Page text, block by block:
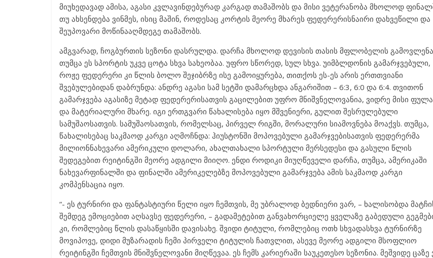
მიუხედავად ამისა, აგასი კვლავინდებურად კარგად თამაშობს და მისი ვეტერანობა მხოლოდ
თუ ახსენდება ვინმეს, ისიც მაშინ, როდესაც კორტის მეორე მხარეს ფედერერისნაირი დახვეწილი და
შეუპოვარი მოწინააღმდეგე თამაშობს.
ამგვარად, ჩოგბურთის სეზონი დასრულდა. დარჩა მხოლოდ დევისის თასის მფლობელის
თუმცა ეს სპორტის უკვე ცოტა სხვა სახეობაა. უფრო სწორედ, სულ სხვა. უიმბლდონის გამარჯვებული,
როჟე ფედერერი კი წლის ბოლო შეჯიბრზე ისე გამოიყურება, თითქოს ეს-ეს არის ერთთვიანი
შვებულებიდან დაბრუნდა: ანდრე აგასი სამ სეტში დამარცხდა ანგარიშით – 6:3, 6:0 და 6:4. თვითონ
გამარჯვება აგასიზე მეტად ფედერერისათვის გაცილებით უფრო მნიშვნელოვანია, ვიდრე მისი
და მატერიალური მხარე. იგი ერთგვარი წახალისება იყო მშვენიერი, გულით შესრულებული
სამუშაოსათვის. სამუშაოსათვის, რომელსაც, პირველ რიგში, მორალური სიამოვნება მოაქვს. თუმცა,
წახალისებაც საკმაოდ კარგი აღმოჩნდა: ჰიუსტონში მოპოვებული გამარჯვებისათვის ფედერერმა
მილიონნახევარი ამერიკული დოლარი, ახალთახალი სპორტული მერსედესი და გასული წლის
შედეგებით რეიტინგში მეორე ადგილი მიიღო. ენდი როდიკი მიუღწეველი დარჩა, თუმცა, ამერიკაში
ნახევარფინალში და ფინალში ამერიკელებზე მოპოვებული გამარჯვება ამის საკმაოდ კარგი
კომპენსაცია იყო.
“- ეს ტურნირი და ფანტასტიური წელი იყო ჩემთვის, მე უბრალოდ ბედნიერი ვარ, – ხალისობდა
შემდეგ ემოციებით აღსავსე ფედერერი, – გადამეტებით განვახორციელე ყველაზე გაბედული
კი, რომლებიც წლის დასაწყისში დავისახე. შვიდი ტიტული, რომლებიც ოთხ სხვადასხვა ტურნირზე
მოვიპოვე, დიდი მუზარადის ჩემი პირველი ტიტულის ჩათვლით, ასევე მეორე ადგილი მსოფლიო
რეიტინგში ჩემთვის მნიშვნელოვანი მიღწევაა. ეს ჩემს კარიერაში საუკეთესო სეზონია. მეშვიდე ცაზე